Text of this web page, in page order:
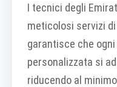
I tecnici degli
meticolosi servizi
garantisce che
personalizzata si
riducendo al